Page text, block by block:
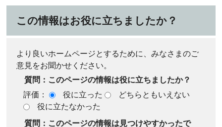
この情報はお役に立ちましたか？
より良いホームページとするために、みなさまのご
意見をお聞かせください。
質問：このページの情報は役に立ちましたか？
評価：
役に立った
どちらともいえない
役に立たなかった
質問：このページの情報は見つけやすかったで